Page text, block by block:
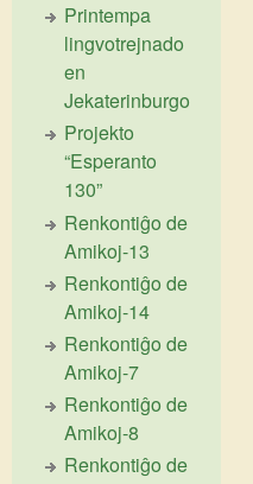
Printempa
lingvotrejnado
en
Jekaterinburgo
Projekto
“Esperanto
130”
Renkontiĝo de
Amikoj-13
Renkontiĝo de
Amikoj-14
Renkontiĝo de
Amikoj-7
Renkontiĝo de
Amikoj-8
Renkontiĝo de